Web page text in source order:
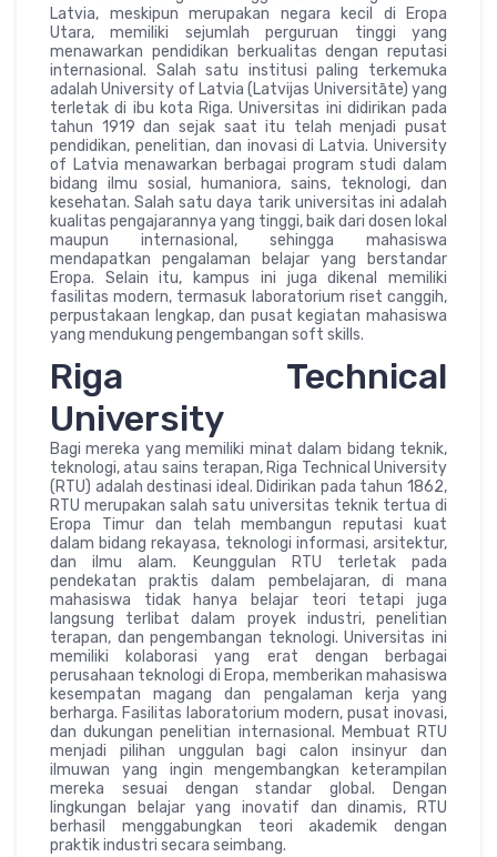
Latvia, meskipun merupakan negara kecil di Eropa
Utara, memiliki sejumlah perguruan tinggi yang
menawarkan pendidikan berkualitas dengan reputasi
internasional. Salah satu institusi paling terkemuka
adalah University of Latvia (Latvijas Universitāte) yang
terletak di ibu kota Riga. Universitas ini didirikan pada
tahun 1919 dan sejak saat itu telah menjadi pusat
pendidikan, penelitian, dan inovasi di Latvia. University
of Latvia menawarkan berbagai program studi dalam
bidang ilmu sosial, humaniora, sains, teknologi, dan
kesehatan. Salah satu daya tarik universitas ini adalah
kualitas pengajarannya yang tinggi, baik dari dosen lokal
maupun internasional, sehingga mahasiswa
mendapatkan pengalaman belajar yang berstandar
Eropa. Selain itu, kampus ini juga dikenal memiliki
fasilitas modern, termasuk laboratorium riset canggih,
perpustakaan lengkap, dan pusat kegiatan mahasiswa
yang mendukung pengembangan soft skills.
Riga Technical
University
Bagi mereka yang memiliki minat dalam bidang teknik,
teknologi, atau sains terapan, Riga Technical University
(RTU) adalah destinasi ideal. Didirikan pada tahun 1862,
RTU merupakan salah satu universitas teknik tertua di
Eropa Timur dan telah membangun reputasi kuat
dalam bidang rekayasa, teknologi informasi, arsitektur,
dan ilmu alam. Keunggulan RTU terletak pada
pendekatan praktis dalam pembelajaran, di mana
mahasiswa tidak hanya belajar teori tetapi juga
langsung terlibat dalam proyek industri, penelitian
terapan, dan pengembangan teknologi. Universitas ini
memiliki kolaborasi yang erat dengan berbagai
perusahaan teknologi di Eropa, memberikan mahasiswa
kesempatan magang dan pengalaman kerja yang
berharga. Fasilitas laboratorium modern, pusat inovasi,
dan dukungan penelitian internasional. Membuat RTU
menjadi pilihan unggulan bagi calon insinyur dan
ilmuwan yang ingin mengembangkan keterampilan
mereka sesuai dengan standar global. Dengan
lingkungan belajar yang inovatif dan dinamis, RTU
berhasil menggabungkan teori akademik dengan
praktik industri secara seimbang.